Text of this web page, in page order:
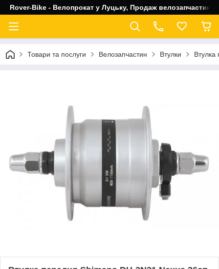
Rover-Bike - Велопрокат у Луцьку, Продаж велозапчастин,
Товари та послуги Велозапчастин Втулки Втулка